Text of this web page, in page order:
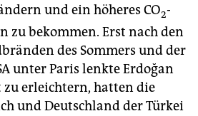
und ein höheres CO2-
zu bekommen. Erst nach den
des Sommers und der
unter Paris lenkte Erdoğan
zu erleichtern, hatten die
und Deutschland der Türkei